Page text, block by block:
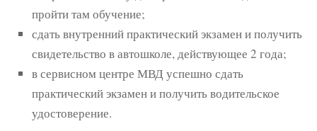
пройти там обучение;
сдать внутренний практический экзамен и получить
свидетельство в автошколе, действующее 2 года;
в сервисном центре МВД успешно сдать
практический экзамен и получить водительское
удостоверение.